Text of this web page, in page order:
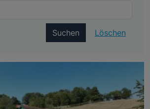
Suchen Löschen